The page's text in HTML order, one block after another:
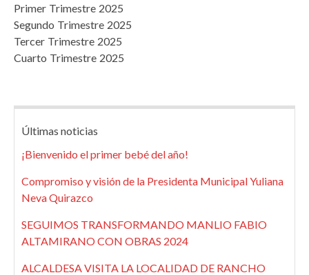
Primer Trimestre 2025
Segundo Trimestre 2025
Tercer Trimestre 2025
Cuarto Trimestre 2025
Últimas noticias
¡Bienvenido el primer bebé del año!
Compromiso y visión de la Presidenta Municipal Yuliana
Neva Quirazco
SEGUIMOS TRANSFORMANDO MANLIO FABIO
ALTAMIRANO CON OBRAS 2024
ALCALDESA VISITA LA LOCALIDAD DE RANCHO